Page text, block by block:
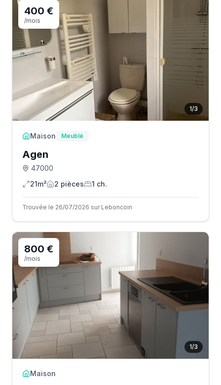
1/3
400 €
/mois
Maison Meublé
Agen
47000
21m²
2 pièces 1 ch.
Trouvée le 26/07/2026 sur Leboncoin
1/3
800 €
/mois
Maison